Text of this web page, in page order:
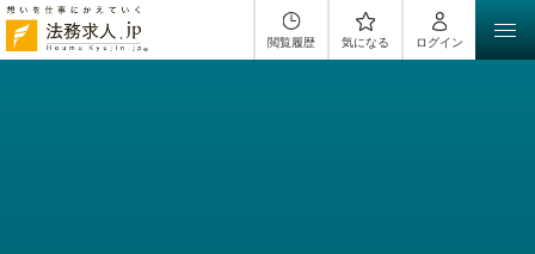
閲覧履歴 気になる ログイン